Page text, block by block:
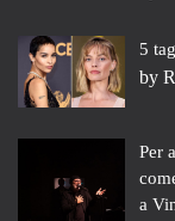
5
by
Per
a